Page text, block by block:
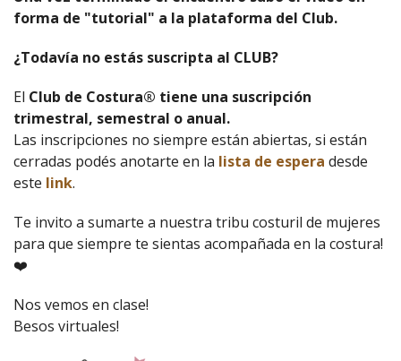
forma de "tutorial" a la plataforma del Club.
¿Todavía no estás suscripta al CLUB?
El Club de Costura® tiene una suscripción
trimestral, semestral o anual.
Las inscripciones no siempre están abiertas, si están
cerradas podés anotarte en la lista de espera desde
este link.
Te invito a sumarte a nuestra tribu costuril de mujeres
para que siempre te sientas acompañada en la costura!
❤️
Nos vemos en clase!
Besos virtuales!